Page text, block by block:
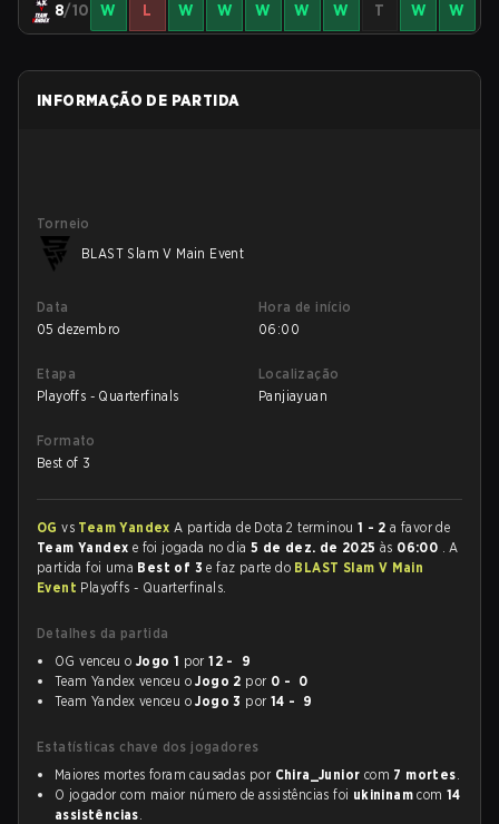
8/10 W L W W W W W T W W
INFORMAÇÃO DE PARTIDA
Torneio
BLAST Slam V Main Event
Data
05 dezembro
Hora de início
06:00
Etapa
Playoffs - Quarterfinals
Localização
Panjiayuan
Formato
Best of 3
OGvs Team YandexA partida de Dota 2 terminou 1 - 2 a favor de
Team Yandex e foi jogada no dia 5 de dez. de 2025às 06:00 . A
partida foi uma Best of 3e faz parte do BLAST Slam V Main
Event Playoffs - Quarterfinals.
Detalhes da partida
OG venceu o Jogo 1 por12 - 9
Team Yandex venceu oJogo 2 por 0 - 0
Team Yandex venceu oJogo 3 por 14 - 9
Estatísticas chave dos jogadores
Maiores mortes foram causadas por Chira_Junior com 7 mortes.
O jogador com maior número de assistências foi ukininamcom14
assistências.